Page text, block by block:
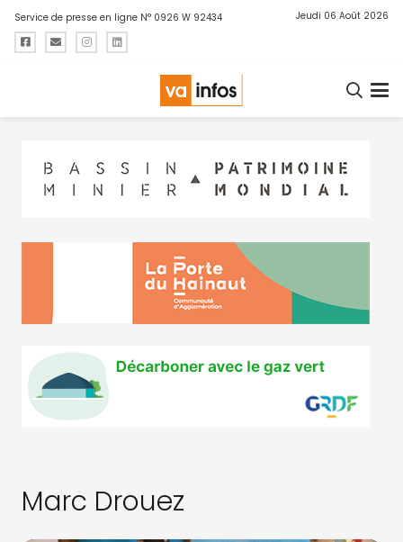
Service de presse en ligne N° 0926 W 92434 Jeudi 06 Août 2026
Marc Drouez